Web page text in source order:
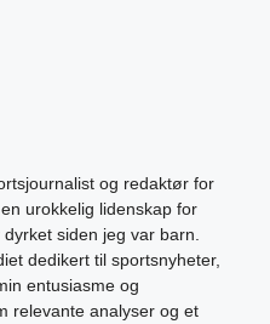
og redaktør for
urokkelig lidenskap for
siden jeg var barn.
dedikert til sportsnyheter,
entusiasme og
relevante analyser og et